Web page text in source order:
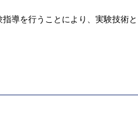
導を行うことにより、実験技術